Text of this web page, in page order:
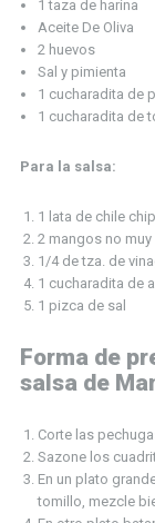
1 taza de harina
Aceite De Oliva
2 huevos
Sal y pimienta
1 cucharadita de
1 cucharadita de
Para la salsa:
1 lata de chile
2 mangos no
1/4 de tza. de
1 cucharadita de
1 pizca de sal
Forma de
salsa de
Corte las
Sazone los
En un plato
tomillo, mezcle